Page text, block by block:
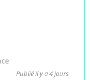
Publié il y a 4 jours